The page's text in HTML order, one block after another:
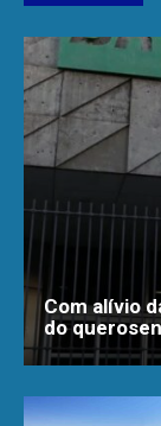
Com alívio
do